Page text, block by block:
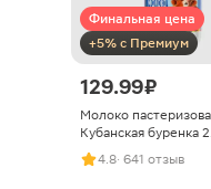
Финальная цена
+5% с Премиум
129.99 ₽
Молоко
Кубанская буренка
4.8· 641 отзыв